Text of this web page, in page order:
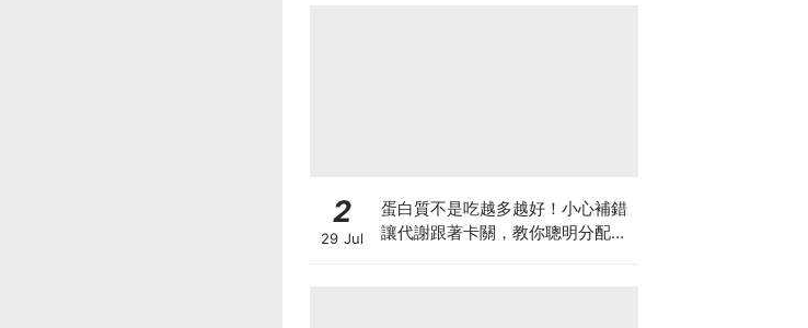
2
29 Jul
蛋白質不是吃越多越好！小心補錯
讓代謝跟著卡關，教你聰明分配三